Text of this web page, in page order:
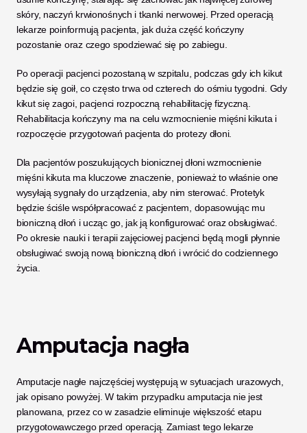
skóry, naczyń krwionośnych i tkanki nerwowej. Przed operacją
lekarze poinformują pacjenta, jak duża część kończyny
pozostanie oraz czego spodziewać się po zabiegu.
Po operacji pacjenci pozostaną w szpitalu, podczas gdy ich kikut
będzie się goił, co często trwa od czterech do ośmiu tygodni. Gdy
kikut się zagoi, pacjenci rozpoczną rehabilitację fizyczną.
Rehabilitacja kończyny ma na celu wzmocnienie mięśni kikuta i
rozpoczęcie przygotowań pacjenta do protezy dłoni.
Dla pacjentów poszukujących bionicznej dłoni wzmocnienie
mięśni kikuta ma kluczowe znaczenie, ponieważ to właśnie one
wysyłają sygnały do urządzenia, aby nim sterować. Protetyk
będzie ściśle współpracować z pacjentem, dopasowując mu
bioniczną dłoń i ucząc go, jak ją konfigurować oraz obsługiwać.
Po okresie nauki i terapii zajęciowej pacjenci będą mogli płynnie
obsługiwać swoją nową bioniczną dłoń i wrócić do codziennego
życia.
Amputacja nagła
Amputacje nagłe najczęściej występują w sytuacjach urazowych,
jak opisano powyżej. W takim przypadku amputacja nie jest
planowana, przez co w zasadzie eliminuje większość etapu
przygotowawczego przed operacją. Zamiast tego lekarze